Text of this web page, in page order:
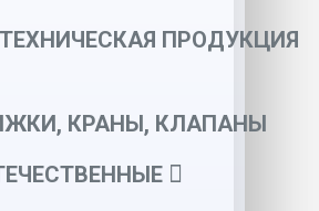
ПРОДУКЦИЯ
КРАНЫ, КЛАПАНЫ